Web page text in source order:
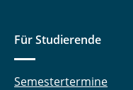
Für Studierende
Semestertermine